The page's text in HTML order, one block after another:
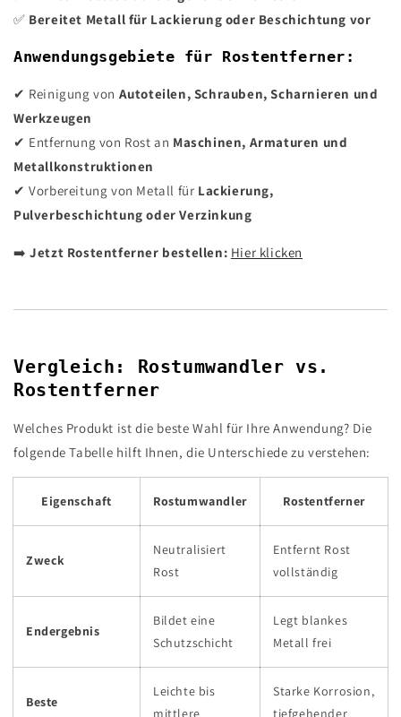
✅ Bereitet Metall für Lackierung oder Beschichtung vor
Anwendungsgebiete für Rostentferner:
✔ Reinigung von Autoteilen, Schrauben, Scharnieren und
Werkzeugen
✔ Entfernung von Rost an Maschinen, Armaturen und
Metallkonstruktionen
✔ Vorbereitung von Metall für Lackierung,
Pulverbeschichtung oder Verzinkung
➡️Jetzt Rostentferner bestellen: Hier klicken
Vergleich: Rostumwandler vs.
Rostentferner
Welches Produkt ist die beste Wahl für Ihre Anwendung? Die
folgende Tabelle hilft Ihnen, die Unterschiede zu verstehen:
Eigenschaft Rostumwandler Rostentferner
Zweck
Neutralisiert
Rost
Entfernt Rost
vollständig
Endergebnis
Bildet eine
Schutzschicht
Legt blankes
Metall frei
Beste
Leichte bis
Starke Korrosion,